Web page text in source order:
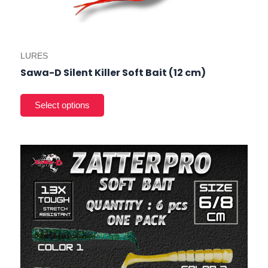
LURES
Sawa-D Silent Killer Soft Bait (12 cm)
This
product
has
multiple
variants.
The
options
may